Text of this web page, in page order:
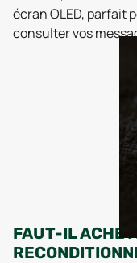
écran OLED, parfait
consulter vos
FAUT-IL